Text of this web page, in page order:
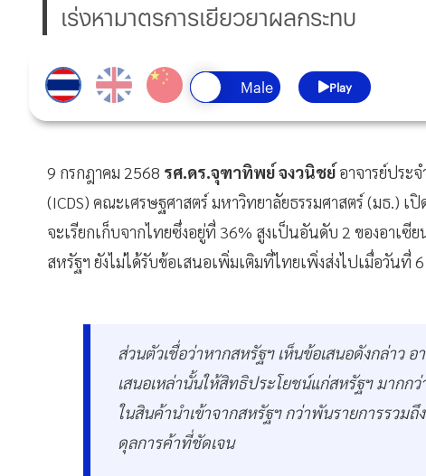
เร่งหามาตรการเยียวยาผลกระทบ
Play
9 กรกฎาคม 2568 รศ.ดร.จุฑาทิพย์ จงวนิชย์ อาจารย์ประ
(ICDS) คณะเศรษฐศาสตร์ มหาวิทยาลัยธรรมศาสตร์ (มธ.) เ
จะเรียกเก็บจากไทยซึ่งอยู่ที่ 36% สูงเป็นอันดับ 2 ของอาเซี
สหรัฐฯ ยังไม่ได้รับข้อเสนอเพิ่มเติมที่ไทยเพิ่งส่งไปเมื่อวันที่
ส่วนตัวเชื่อว่าหากสหรัฐฯ เห็นข้อเสนอดังกล่าว
เสนอเหล่านั้นให้สิทธิประโยชน์แก่สหรัฐฯ มากก
ในสินค้านำเข้าจากสหรัฐฯ กว่าพันรายการรวม
ดุลการค้าที่ชัดเจน